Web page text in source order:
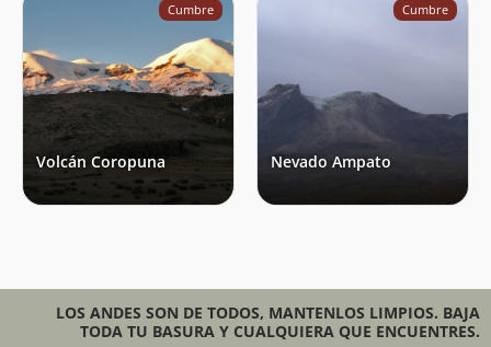
Cumbre
Volcán Coropuna
Cumbre
Nevado Ampato
LOS ANDES SON DE TODOS, MANTENLOS LIMPIOS. BAJA
TODA TU BASURA Y CUALQUIERA QUE ENCUENTRES.